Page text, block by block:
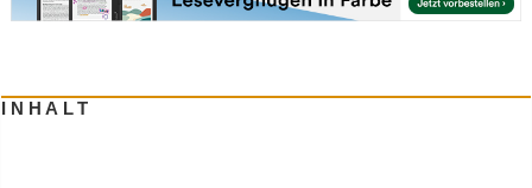
INHALT